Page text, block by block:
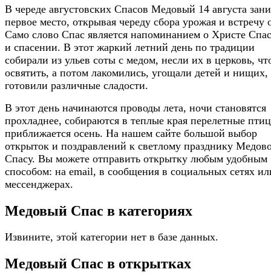
В череде августовских Спасов Медовый 14 августа
первое место, открывая череду сбора урожая и встречу
Само слово Спас является напоминанием о Христе
и спасении. В этот жаркий летний день по традиции
собирали из ульев соты с медом, несли их в церковь,
освятить, а потом лакомились, угощали детей и нищих,
готовили различные сладости.
В этот день начинаются проводы лета, ночи становятся
прохладнее, собираются в теплые края перелетные
приближается осень. На нашем сайте большой выбор
открыток и поздравлений к светлому празднику
Спасу. Вы можете отправить открытку любым удобным
способом: на email, в сообщения в социальных сетях
мессенджерах.
Медовый Спас в категориях
Извините, этой категории нет в базе данных.
Медовый Спас в открытках